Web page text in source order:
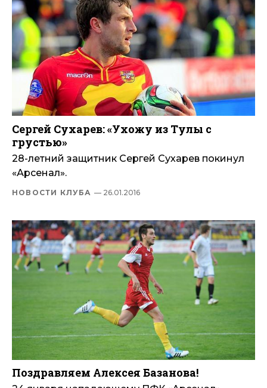
Сергей Сухарев: «Ухожу из Тулы с
грустью»
28-летний защитник Сергей Сухарев покинул
«Арсенал».
НОВОСТИ КЛУБА — 26.01.2016
Поздравляем Алексея Базанова!